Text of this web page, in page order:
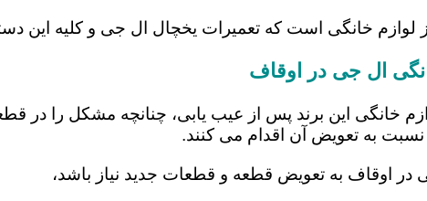
لوازم خانگی است که تعمیرات یخچال ال جی و کلیه این
ال جی در اوقاف
خانگی این برند پس از عیب یابی، چنانچه مشکل را در
نسبت به تعویض آن اقدام می کنند.
در اوقاف به تعویض قطعه و قطعات جدید نیاز باشد،